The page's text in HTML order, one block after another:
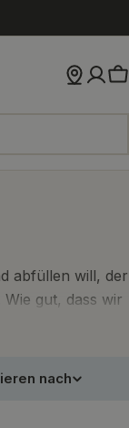
abfüllen will, der
gut, dass wir
Auswahl an
Winzer
und
nach